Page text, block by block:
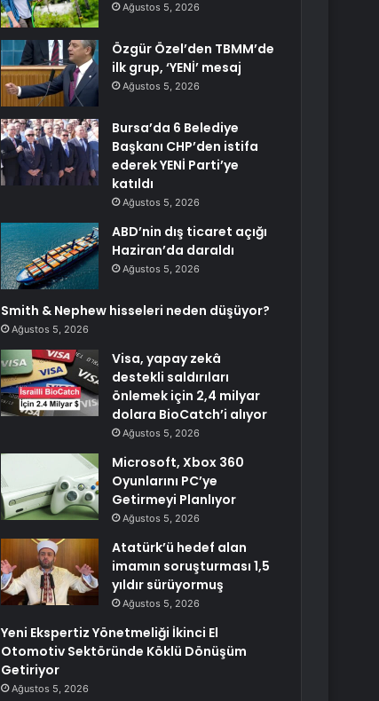
Ağustos 5, 2026
Özgür Özel’den TBMM’de
ilk grup, ‘YENİ’ mesaj
Ağustos 5, 2026
Bursa’da 6 Belediye
Başkanı CHP’den istifa
ederek YENİ Parti’ye
katıldı
Ağustos 5, 2026
ABD’nin dış ticaret açığı
Haziran’da daraldı
Ağustos 5, 2026
Smith & Nephew hisseleri neden düşüyor?
Ağustos 5, 2026
Visa, yapay zekâ
destekli saldırıları
önlemek için 2,4 milyar
dolara BioCatch’i alıyor
Ağustos 5, 2026
Microsoft, Xbox 360
Oyunlarını PC’ye
Getirmeyi Planlıyor
Ağustos 5, 2026
Atatürk’ü hedef alan
imamın soruşturması 1,5
yıldır sürüyormuş
Ağustos 5, 2026
Yeni Ekspertiz Yönetmeliği İkinci El
Otomotiv Sektöründe Köklü Dönüşüm
Getiriyor
Ağustos 5, 2026